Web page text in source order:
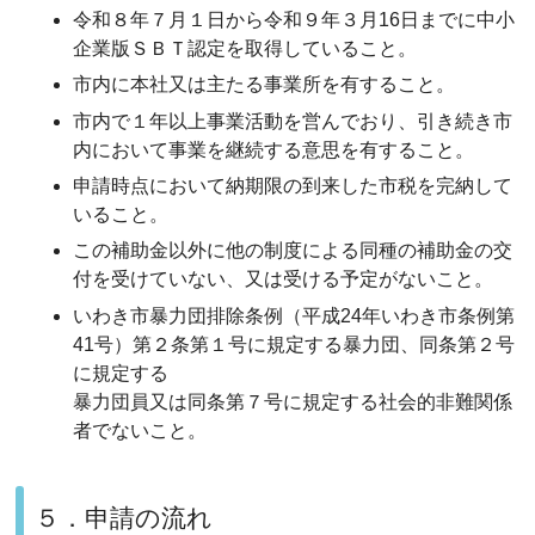
令和８年７月１日から令和９年３月16日までに中小
企業版ＳＢＴ認定を取得していること。
市内に本社又は主たる事業所を有すること。
市内で１年以上事業活動を営んでおり、引き続き市
内において事業を継続する意思を有すること。
申請時点において納期限の到来した市税を完納して
いること。
この補助金以外に他の制度による同種の補助金の交
付を受けていない、又は受ける予定がないこと。
いわき市暴力団排除条例（平成24年いわき市条例第
41号）第２条第１号に規定する暴力団、同条第２号
に規定する
暴力団員又は同条第７号に規定する社会的非難関係
者でないこと。
５．申請の流れ